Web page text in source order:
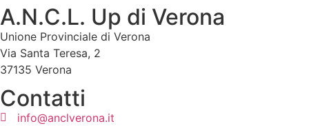
A.N.C.L. Up di Verona
Unione Provinciale di Verona
Via Santa Teresa, 2
37135 Verona
Contatti
info@anclverona.it